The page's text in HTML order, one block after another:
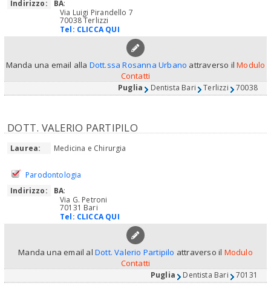
Indirizzo: BA:
Via Luigi Pirandello 7
70038 Terlizzi
Tel: CLICCA QUI
Manda una email alla Dott.ssa Rosanna Urbano attraverso ilModulo
Contatti
Puglia Dentista Bari Terlizzi 70038
DOTT. VALERIO PARTIPILO
Laurea: Medicina e Chirurgia
Parodontologia
Indirizzo:
BA:
Via G. Petroni
70131 Bari
Tel: CLICCA QUI
Manda una email al Dott. Valerio Partipilo attraverso il Modulo
Contatti
Puglia Dentista Bari 70131